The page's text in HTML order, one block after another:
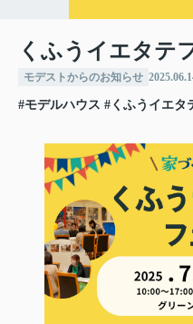
くふうイエタテ
モデストからのお知らせ
#モデルハウス #くふうイエタ